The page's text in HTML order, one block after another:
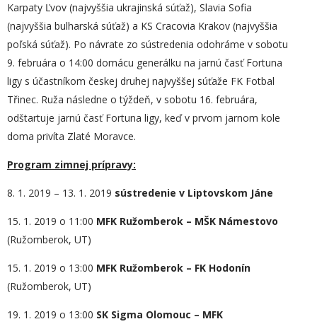
Karpaty Ľvov (najvyššia ukrajinská súťaž), Slavia Sofia
(najvyššia bulharská súťaž) a KS Cracovia Krakov (najvyššia
poľská súťaž). Po návrate zo sústredenia odohráme v sobotu
9. februára o 14:00 domácu generálku na jarnú časť Fortuna
ligy s účastníkom českej druhej najvyššej súťaže FK Fotbal
Třinec. Ruža následne o týždeň, v sobotu 16. februára,
odštartuje jarnú časť Fortuna ligy, keď v prvom jarnom kole
doma privíta Zlaté Moravce.
Program zimnej prípravy:
8. 1. 2019 – 13. 1. 2019 sústredenie v Liptovskom Jáne
15. 1. 2019 o 11:00 MFK Ružomberok – MŠK Námestovo
(Ružomberok, UT)
15. 1. 2019 o 13:00 MFK Ružomberok – FK Hodonín
(Ružomberok, UT)
19. 1. 2019 o 13:00 SK Sigma Olomouc – MFK